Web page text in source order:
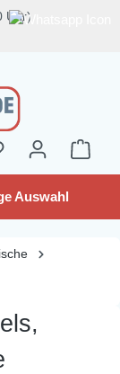
Uhr)
Auswahl